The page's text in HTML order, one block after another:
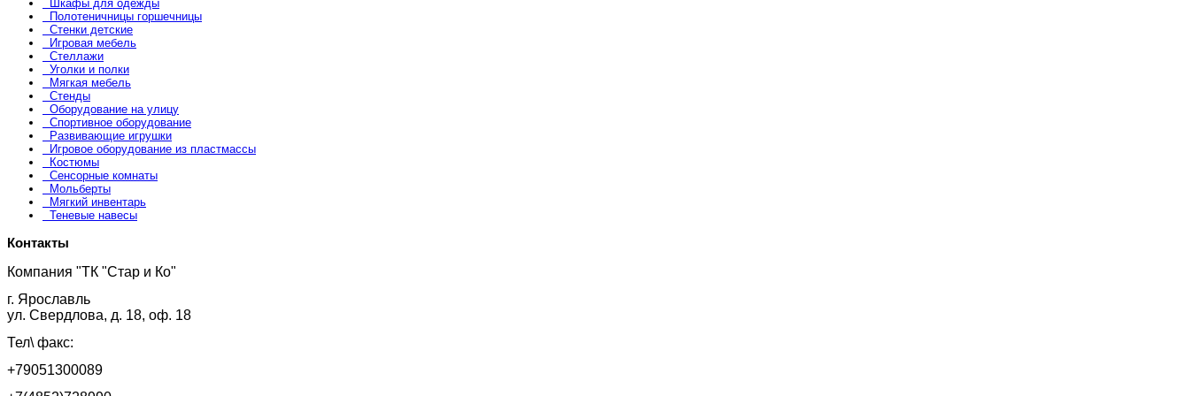
Шкафы для одежды
Полотеничницы горшечницы
Стенки детские
Игровая мебель
Стеллажи
Уголки и полки
Мягкая мебель
Стенды
Оборудование на улицу
Спортивное оборудование
Развивающие игрушки
Игровое оборудование из пластмассы
Костюмы
Сенсорные комнаты
Мольберты
Мягкий инвентарь
Теневые навесы
Контакты
Компания "ТК "Стар и Ко"
г. Ярославль
ул. Свердлова, д. 18, оф. 18
Тел\ факс:
+79051300089